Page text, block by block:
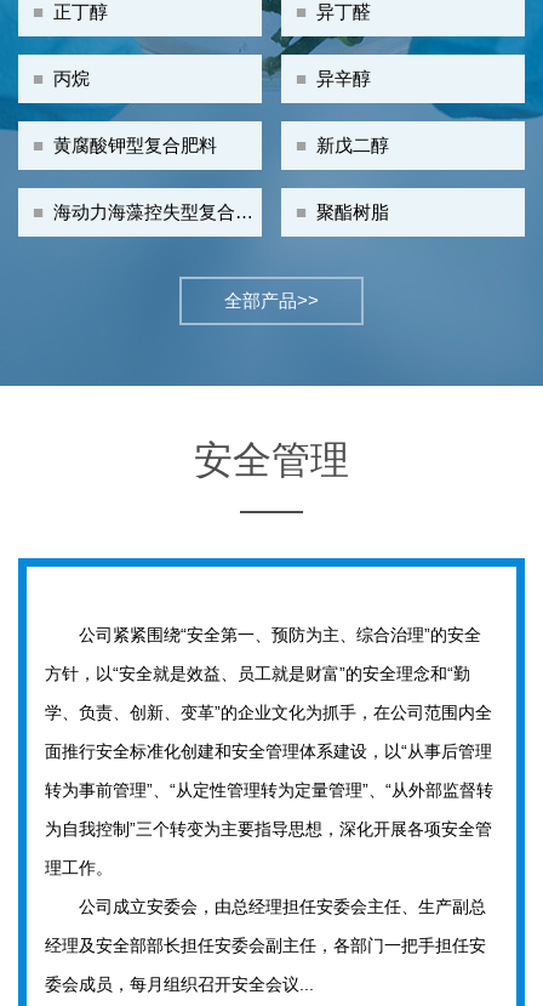
■异丁醛
■ 正丁醇
■异辛醇
■ 丙烷
■ 新戊二醇
■ 黄腐酸钾型复合肥料
■聚酯树脂
■ 海动力海藻控失型复合肥
全部产品>>
安全管理
公司紧紧围绕“安全第一、预防为主、综合治理”的安全
方针，以“安全就是效益、员工就是财富”的安全理念和“勤
学、负责、创新、变革”的企业文化为抓手，在公司范围内全
面推行安全标准化创建和安全管理体系建设，以“从事后管理
转为事前管理”、“从定性管理转为定量管理”、“从外部监督转
为自我控制”三个转变为主要指导思想，深化开展各项安全管
理工作。
公司成立安委会，由总经理担任安委会主任、生产副总
经理及安全部部长担任安委会副主任，各部门一把手担任安
委会成员，每月组织召开安全会议...